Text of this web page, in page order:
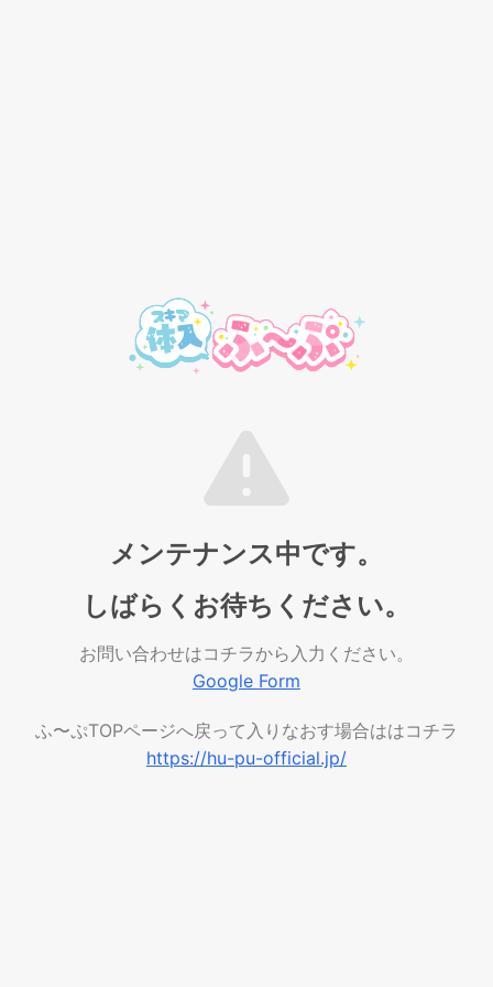
メンテナンス中です。
しばらくお待ちください。
お問い合わせはコチラから入力ください。
Google Form
ふ〜ぷTOPページへ戻って入りなおす場合ははコチラ
https://hu-pu-official.jp/